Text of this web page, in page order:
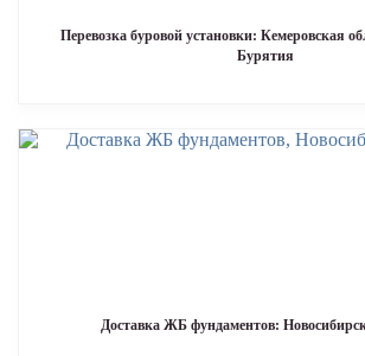
Перевозка буровой установки: Кемеровская
Бурятия
Доставка ЖБ фундаментов: